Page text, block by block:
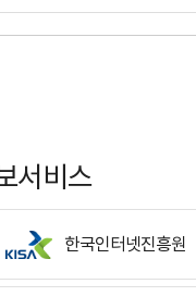
서비스
한국인터넷진흥원